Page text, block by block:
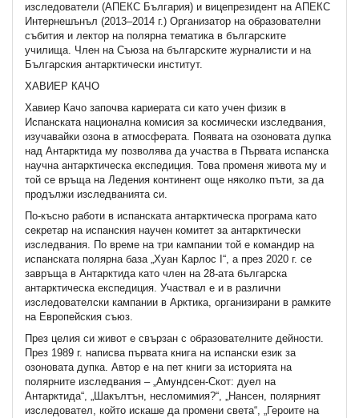
изследователи (АПЕКС България) и вицепрезидент на АПЕКС
Интернешънъл (2013–2014 г.) Организатор на образователни
събития и лектор на полярна тематика в българските
училища. Член на Съюза на българските журналисти и на
Българския антарктически институт.
ХАВИЕР КАЧО
Хавиер Качо започва кариерата си като учен физик в
Испанската национална комисия за космически изследвания,
изучавайки озона в атмосферата. Появата на озоновата дупка
над Антарктида му позволява да участва в Първата испанска
научна антарктическа експедиция. Това променя живота му и
той се връща на Ледения континент още няколко пъти, за да
продължи изследванията си.
По-късно работи в испанската антарктическа програма като
секретар на испанския научен комитет за антарктически
изследвания. По време на три кампании той е командир на
испанската полярна база „Хуан Карлос I“, а през 2020 г. се
завръща в Антарктида като член на 28-ата българска
антарктическа експедиция. Участвал е и в различни
изследователски кампании в Арктика, организирани в рамките
на Европейския съюз.
През целия си живот е свързан с образователните дейности.
През 1989 г. написва първата книга на испански език за
озоновата дупка. Автор е на пет книги за историята на
полярните изследвания – „Амундсен-Скот: дуел на
Антарктида“, „Шакълтън, несломимия?“, „Нансен, полярният
изследовател, който искаше да промени света“, „Героите на